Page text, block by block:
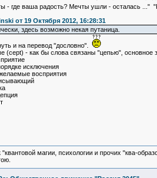
- где ваша радость? Мечты ушли - осталась ..."
от 19 Октября 2012, 16:28:31
здесь возможно некая путаница.
и на перевод "дословно".
(cept) - как бы слова связаны "цепью", основное
исключения
восприятия
"квантовой магии, психологии и прочих "ква-